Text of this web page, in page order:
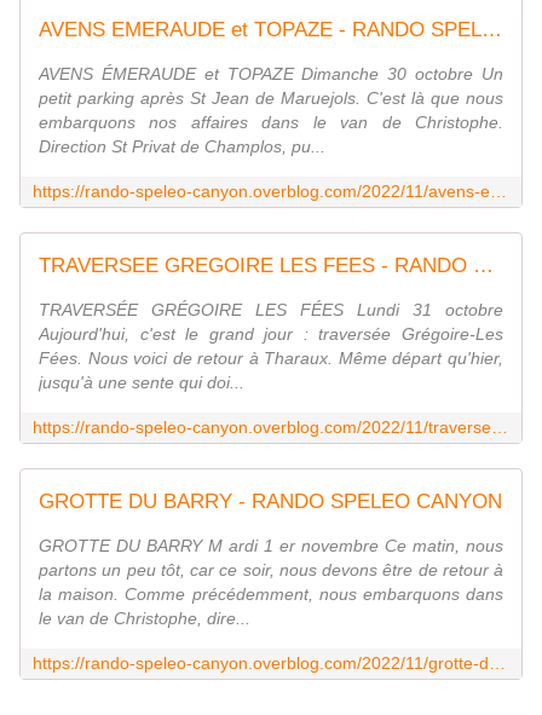
AVENS EMERAUDE et TOPAZE - RANDO SPELEO CANYON
AVENS ÉMERAUDE et TOPAZE Dimanche 30 octobre Un
petit parking après St Jean de Maruejols. C'est là que nous
embarquons nos affaires dans le van de Christophe.
Direction St Privat de Champlos, pu...
TRAVERSEE GREGOIRE LES FEES - RANDO SPELEO CANYON
TRAVERSÉE GRÉGOIRE LES FÉES Lundi 31 octobre
Aujourd'hui, c'est le grand jour : traversée Grégoire-Les
Fées. Nous voici de retour à Tharaux. Même départ qu'hier,
jusqu'à une sente qui doi...
GROTTE DU BARRY - RANDO SPELEO CANYON
GROTTE DU BARRY M ardi 1 er novembre Ce matin, nous
partons un peu tôt, car ce soir, nous devons être de retour à
la maison. Comme précédemment, nous embarquons dans
le van de Christophe, dire...